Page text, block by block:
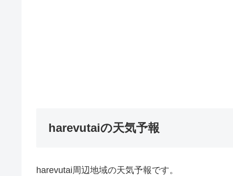
harevutaiの天気予報
harevutai周辺地域の天気予報です。